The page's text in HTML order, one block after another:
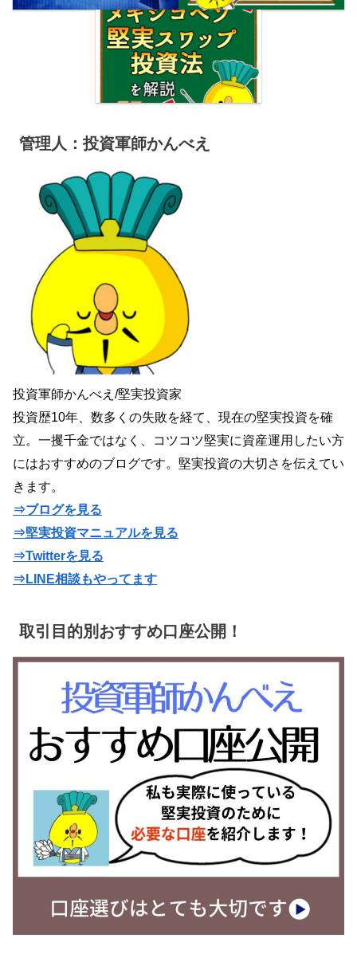
管理人：投資軍師かんべえ
投資軍師かんべえ/堅実投資家
投資歴10年、数多くの失敗を経て、現在の堅実投資を確
立。一攫千金ではなく、コツコツ堅実に資産運用したい方
にはおすすめのブログです。堅実投資の大切さを伝えてい
きます。
⇒ブログを見る
⇒堅実投資マニュアルを見る
⇒Twitterを見る
⇒LINE相談もやってます
取引目的別おすすめ口座公開！